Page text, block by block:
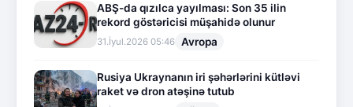
ABŞ-da qızılca yayılması: Son 35 ilin
rekord göstəricisi müşahidə olunur
31.İyul.2026 05:46 Avropa
Rusiya Ukraynanın iri şəhərlərini kütləvi
raket və dron atəşinə tutub